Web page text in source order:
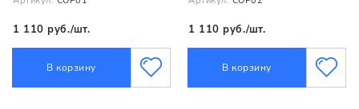
1 110 руб./шт.
В корзину
1 110 руб./шт.
В корзину